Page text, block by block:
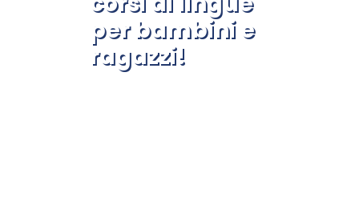
per bambini e
ragazzi!